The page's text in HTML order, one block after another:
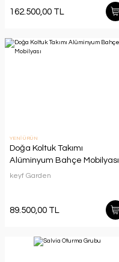
162.500,00 TL
YENİ ÜRÜN
Doğa Koltuk Takımı
Alüminyum Bahçe Mobilyası
keyf Garden
89.500,00 TL